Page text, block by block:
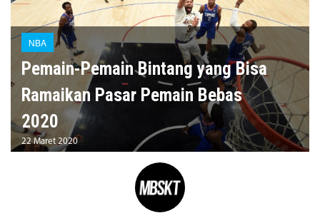
NBA
Pemain-Pemain Bintang yang Bisa
Ramaikan Pasar Pemain Bebas
2020
22 Maret 2020